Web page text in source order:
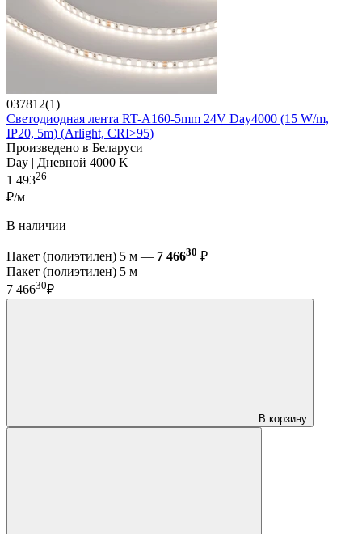
037812(1)
Светодиодная лента RT-A160-5mm 24V Day4000 (15 W/m,
IP20, 5m) (Arlight, CRI>95)
Произведено в Беларуси
Day | Дневной 4000 K
1 49326
₽/м
В наличии
Пакет (полиэтилен) 5 м — 7 46630 ₽
Пакет (полиэтилен) 5 м
7 46630₽
В корзину